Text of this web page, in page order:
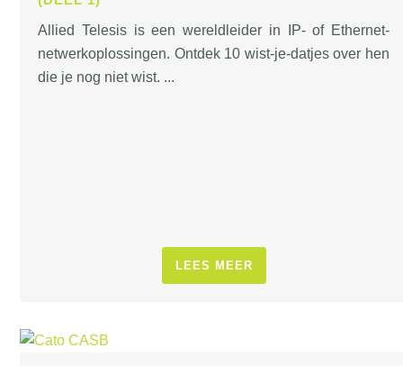
Allied Telesis is een wereldleider in IP- of Ethernet-
netwerkoplossingen. Ontdek 10 wist-je-datjes over hen
die je nog niet wist. ...
LEES MEER